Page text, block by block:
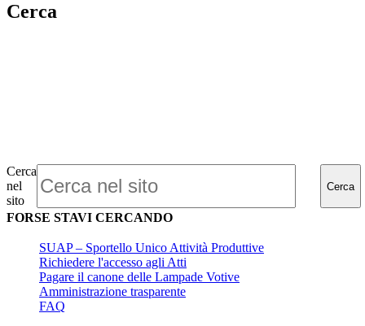
Cerca
Cerca
nel
sito
Cerca
FORSE STAVI CERCANDO
SUAP – Sportello Unico Attività Produttive
Richiedere l'accesso agli Atti
Pagare il canone delle Lampade Votive
Amministrazione trasparente
FAQ